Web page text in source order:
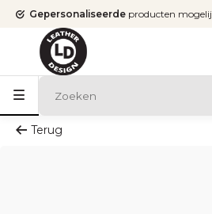
Gepersonaliseerde producten
Terug